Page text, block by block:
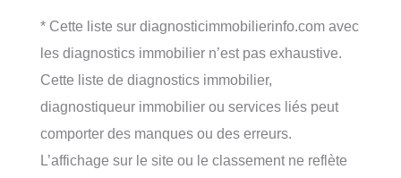
* Cette liste sur diagnosticimmobilierinfo.com avec
les diagnostics immobilier n’est pas exhaustive.
Cette liste de diagnostics immobilier,
diagnostiqueur immobilier ou services liés peut
comporter des manques ou des erreurs.
L’affichage sur le site ou le classement ne reflète